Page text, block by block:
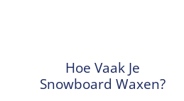
Hoe Vaak Je
Snowboard Waxen?